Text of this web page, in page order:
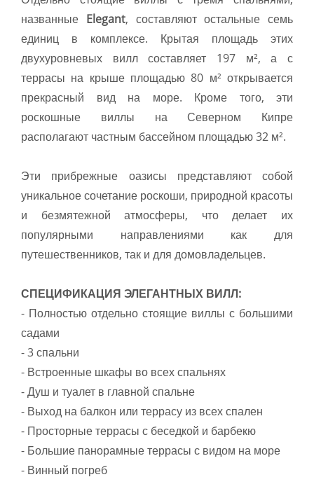
названные Elegant, составляют остальные семь
единиц в комплексе. Крытая площадь этих
двухуровневых вилл составляет 197 м², а с
террасы на крыше площадью 80 м² открывается
прекрасный вид на море. Кроме того, эти
роскошные виллы на Северном Кипре
располагают частным бассейном площадью 32 м².
Эти прибрежные оазисы представляют собой
уникальное сочетание роскоши, природной красоты
и безмятежной атмосферы, что делает их
популярными направлениями как для
путешественников, так и для домовладельцев.
СПЕЦИФИКАЦИЯ ЭЛЕГАНТНЫХ ВИЛЛ:
- Полностью отдельно стоящие виллы с большими
садами
- 3 спальни
- Встроенные шкафы во всех спальнях
- Душ и туалет в главной спальне
- Выход на балкон или террасу из всех спален
- Просторные террасы с беседкой и барбекю
- Большие панорамные террасы с видом на море
- Винный погреб